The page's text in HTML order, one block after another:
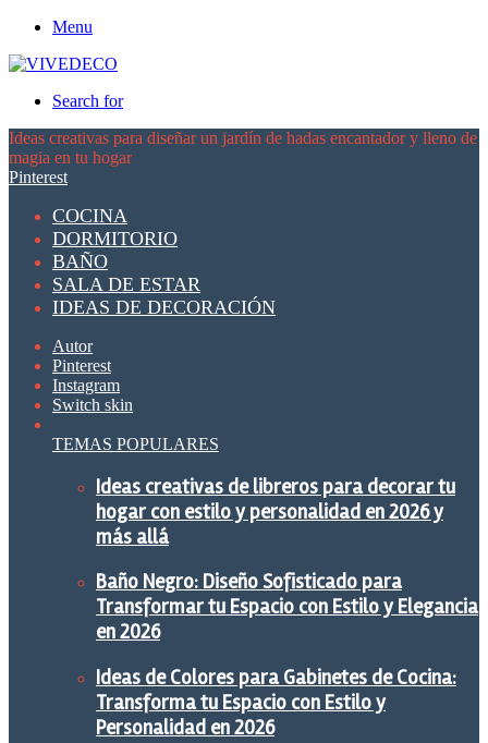
Menu
Search for
Ideas creativas para diseñar un jardín de hadas encantador y lleno de
magia en tu hogar
Pinterest
COCINA
DORMITORIO
BAÑO
SALA DE ESTAR
IDEAS DE DECORACIÓN
Autor
Pinterest
Instagram
Switch skin
TEMAS POPULARES
Ideas creativas de libreros para decorar tu
hogar con estilo y personalidad en 2026 y
más allá
Baño Negro: Diseño Sofisticado para
Transformar tu Espacio con Estilo y Elegancia
en 2026
Ideas de Colores para Gabinetes de Cocina:
Transforma tu Espacio con Estilo y
Personalidad en 2026